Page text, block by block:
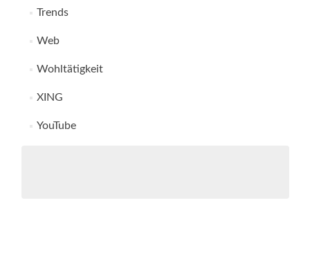
Trends
Web
Wohltätigkeit
XING
YouTube